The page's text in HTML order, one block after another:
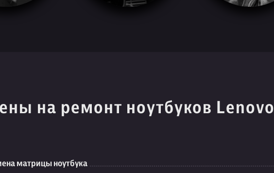
на ремонт ноутбуков Lenovo
матрицы ноутбука